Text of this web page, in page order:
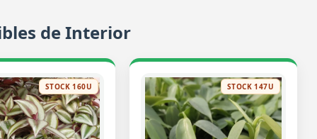
de Interior
STOCK 160U STOCK 147U